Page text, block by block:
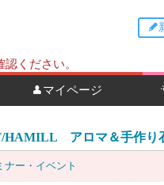
ください。
マイページ
HAMILL アロマ＆手作り
ナー・イベント